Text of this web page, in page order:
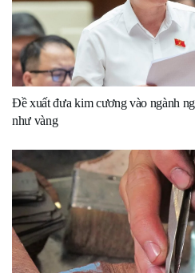
Đề xuất đưa kim cương vào ngành
như vàng